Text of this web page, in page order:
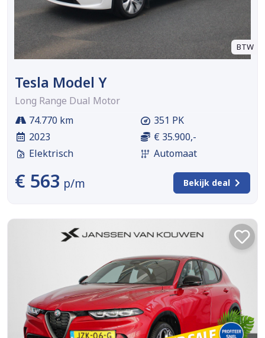
BTW
Tesla Model Y
Long Range Dual Motor
74.770 km
2023
Elektrisch
351 PK
€ 35.900,-
Automaat
€ 563 p/m Bekijk deal